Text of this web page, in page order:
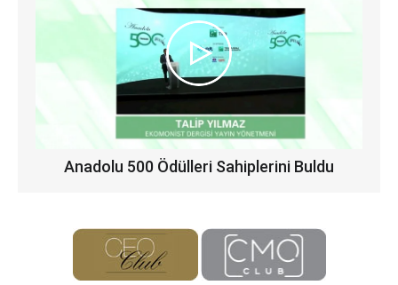
Anadolu 500 Ödülleri Sahiplerini Buldu